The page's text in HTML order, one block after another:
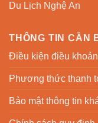
Du Lịch Nghệ An
THÔNG TIN CẦN
Điều kiện điều khoản
Phương thức thanh
Bảo mật thông tin